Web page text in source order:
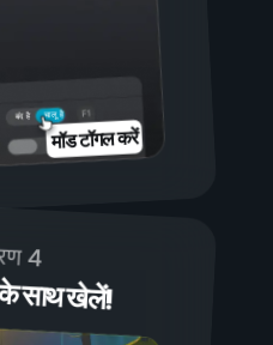
चालू है
बंद है
मॉड टॉगल करें
4
के साथ खेलें!